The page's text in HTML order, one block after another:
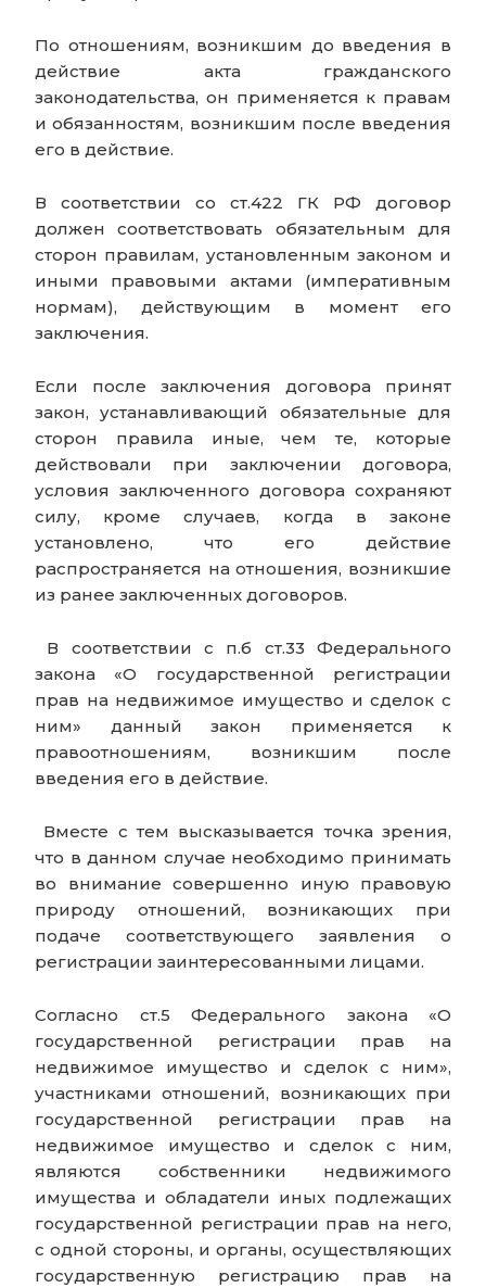
По отношениям, возникшим до введения в
действие акта гражданского
законодательства, он применяется к правам
и обязанностям, возникшим после введения
его в действие.
В соответствии со ст.422 ГК РФ договор
должен соответствовать обязательным для
сторон правилам, установленным законом и
иными правовыми актами (императивным
нормам), действующим в момент его
заключения.
Если после заключения договора принят
закон, устанавливающий обязательные для
сторон правила иные, чем те, которые
действовали при заключении договора,
условия заключенного договора сохраняют
силу, кроме случаев, когда в законе
установлено, что его действие
распространяется на отношения, возникшие
из ранее заключенных договоров.
В соответствии с п.б ст.33 Федерального
закона «О государственной регистрации
прав на недвижимое имущество и сделок с
ним» данный закон применяется к
правоотношениям, возникшим после
введения его в действие.
Вместе с тем высказывается точка зрения,
что в данном случае необходимо принимать
во внимание совершенно иную правовую
природу отношений, возникающих при
подаче соответствующего заявления о
регистрации заинтересованными лицами.
Согласно ст.5 Федерального закона «О
государственной регистрации прав на
недвижимое имущество и сделок с ним»,
участниками отношений, возникающих при
государственной регистрации прав на
недвижимое имущество и сделок с ним,
являются собственники недвижимого
имущества и обладатели иных подлежащих
государственной регистрации прав на него,
с одной стороны, и органы, осуществляющих
государственную регистрацию прав на